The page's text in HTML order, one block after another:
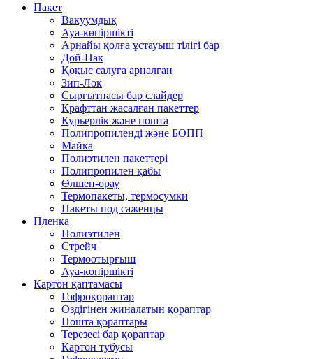
Пакет
Вакуумдық
Ауа-көпіршікті
Арнайы қолға ұстауыш тілігі бар
Дой-Пак
Қоқыс салуға арналған
Зип-Лок
Сырғытпасы бар слайдер
Крафттан жасалған пакеттер
Курьерлік және пошта
Полипропиленді және БОПП
Майка
Полиэтилен пакеттері
Полипропилен қабы
Өлшеп-орау
Термопакеты, термосумки
Пакеты под саженцы
Пленка
Полиэтилен
Стрейч
Термоотырғыш
Ауа-көпіршікті
Картон қаптамасы
Гофроқораптар
Өздігінен жиналатын қораптар
Пошта қораптары
Терезесі бар қораптар
Картон тубусы